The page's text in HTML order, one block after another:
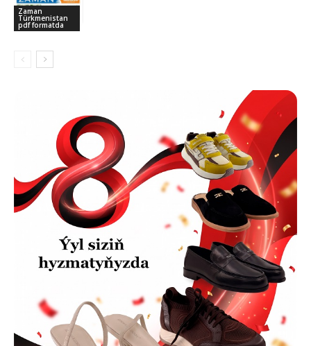
Zaman
Türkmenistan
pdf formatda